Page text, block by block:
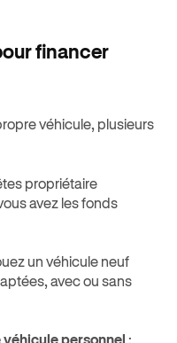
financer
véhicule, plusieurs
propriétaire
avez les fonds
un véhicule neuf
avec ou sans
personnel :